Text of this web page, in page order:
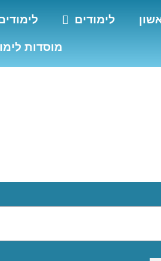
לימודים
מוסדות